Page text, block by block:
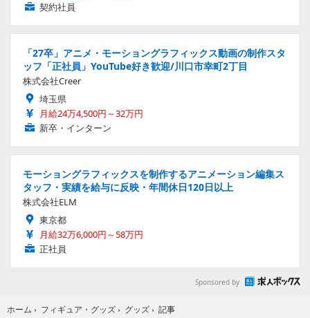
契約社員
「27卒」アニメ・モーショングラフィックス動画の制作スタ
ッフ「正社員」YouTube好き歓迎/川口市幸町2丁目
株式会社Creer
埼玉県
月給24万4,500円～32万円
新卒・インターン
モーショングラフィックスを制作するアニメーション編集ス
タッフ・実績を給与に反映・年間休日120日以上
株式会社ELM
東京都
月給32万6,000円～58万円
正社員
Sponsored by
ホーム › フィギュア・グッズ › グッズ › 記事